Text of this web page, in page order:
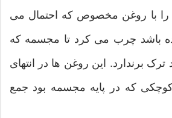
با روغن مخصوص که احتمال می
باشد چرب می کرد تا مجسمه که
برندارد. این روغن ها در انتهای
که در پایه مجسمه بود جمع